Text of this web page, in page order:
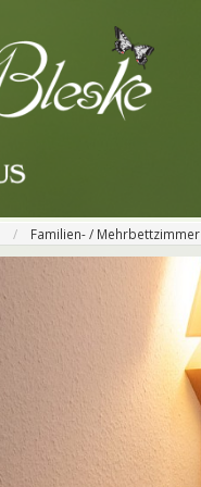
Familien- / Mehrbettzimmer